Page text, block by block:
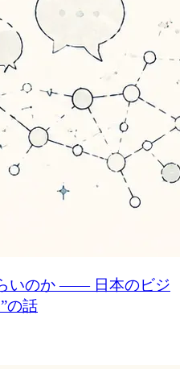
いのか —— 日本のビジ
の話